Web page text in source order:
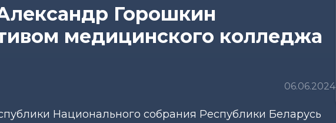
Горошкин
медицинского колледжа
06.06.2024
Национального собрания Республики Беларусь